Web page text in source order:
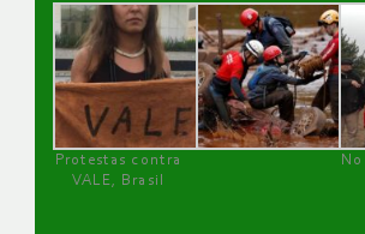
Protestas contra
VALE, Brasil